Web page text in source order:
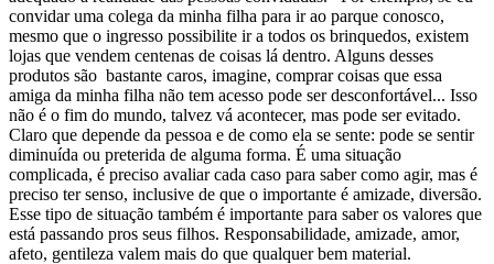
convidar uma colega da minha filha para ir ao parque conosco,
mesmo que o ingresso possibilite ir a todos os brinquedos, existem
lojas que vendem centenas de coisas lá dentro. Alguns desses
produtos são bastante caros, imagine, comprar coisas que essa
amiga da minha filha não tem acesso pode ser desconfortável... Isso
não é o fim do mundo, talvez vá acontecer, mas pode ser evitado.
Claro que depende da pessoa e de como ela se sente: pode se sentir
diminuída ou preterida de alguma forma. É uma situação
complicada, é preciso avaliar cada caso para saber como agir, mas é
preciso ter senso, inclusive de que o importante é amizade, diversão.
Esse tipo de situação também é importante para saber os valores que
está passando pros seus filhos. Responsabilidade, amizade, amor,
afeto, gentileza valem mais do que qualquer bem material.